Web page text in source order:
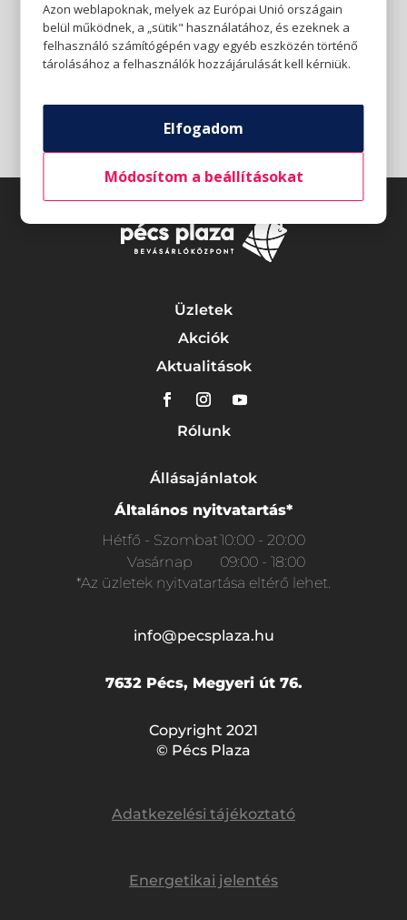
Üzletek
Akciók
Aktualitások
Rólunk
Állásajánlatok
Általános nyitvatartás*
Hétfő - Szombat10:00 - 20:00
Vasárnap
09:00 - 18:00
*Az üzletek nyitvatartása eltérő lehet.
info@pecsplaza.hu
7632 Pécs, Megyeri út 76.
Copyright 2021
© Pécs Plaza
Adatkezelési tájékoztató
Energetikai jelentés
Azon weblapoknak, melyek az Európai Unió országain
belül működnek, a „sütik" használatához, és ezeknek a
felhasználó számítógépén vagy egyéb eszközén történő
tárolásához a felhasználók hozzájárulását kell kérniük.
Elfogadom
Módosítom a beállításokat